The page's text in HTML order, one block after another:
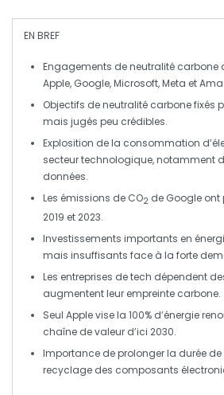
EN BREF
Engagements deneutralité carbone
Apple, Google,Microsoft,Meta et
Objectifs de neutralité carbone fixés
mais jugés peu crédibles.
Explosition de la consommation
secteur technologique, notamment
données.
Les émissions de CO2 de Google ont
2019 et 2023.
Investissements importants en
mais insuffisants face à la forte
Les entreprises de tech dépendent
augmentent leur empreinte carbone.
Seul Apple vise la 100% d’énergie
chaîne de valeur d’ici 2030.
Importance de prolonger la durée de
recyclage des composants